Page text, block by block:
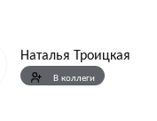
Наталья Троицкая
В коллеги